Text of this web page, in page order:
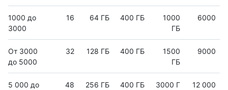
1000 до
3000
16 64 ГБ 400 ГБ
1000
ГБ
6000
От 3000
до 5000
32 128 ГБ 400 ГБ
1500
ГБ
9000
5 000 до
48 256 ГБ 400 ГБ
3000 Г
12 000